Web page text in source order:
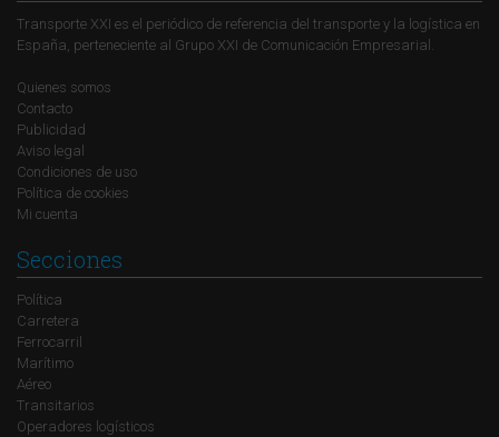
Transporte XXI es el periódico de referencia del transporte y la logística en
España, perteneciente al Grupo XXI de Comunicación Empresarial.
Quienes somos
Contacto
Publicidad
Aviso legal
Condiciones de uso
Política de cookies
Mi cuenta
Secciones
Política
Carretera
Ferrocarril
Marítimo
Aéreo
Transitarios
Operadores logísticos